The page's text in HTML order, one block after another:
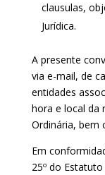
clausulas,
Jurídica.
A presente
via e-mail, de
entidades
hora e local da
Ordinária, bem
Em
25º do